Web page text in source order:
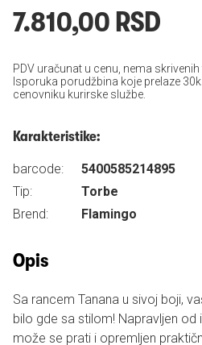
7.810,00 RSD
PDV uračunat u cenu, nema skrivenih
Isporuka porudžbina koje prelaze
cenovniku kurirske službe.
Karakteristike:
barcode:
5400585214895
Tip:
Torbe
Brend:
Flamingo
Opis
Sa rancem Tanana u sivoj boji,
bilo gde sa stilom! Napravljen od
može se prati i opremljen